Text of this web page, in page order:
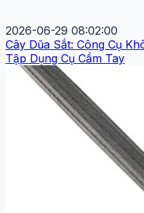
2026-06-29 08:02:00
Cây Dũa Sắt: Công Cụ
Tập Dụng Cụ Cầm Tay